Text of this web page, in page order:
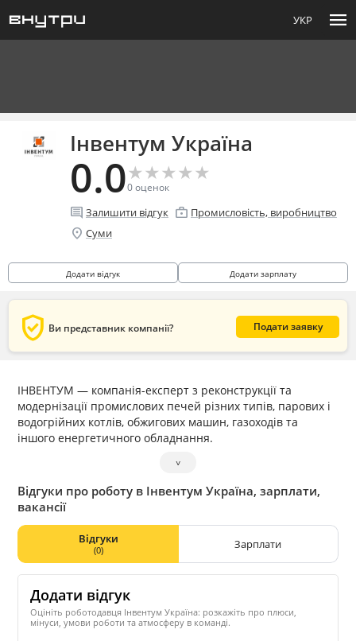
УКР menu
Інвентум Україна
0.0★
★★
★★
★★
★★
★
0оценок
comment Залишити відгук enterprise Промисловість, виробництво
location_on Суми
Додати відгук Додати зарплату
verified_user Ви представник компанії? Подати заявку
ІНВЕНТУМ — компанія-експерт з реконструкції та
модернізації промислових печей різних типів, парових і
водогрійних котлів, обжигових машин, газоходів та
іншого енергетичного обладнання.
˅
Відгуки про роботу в Інвентум Україна, зарплати,
вакансії
Відгуки
(0) Зарплати
Додати відгук
Оцініть роботодавця Інвентум Україна: розкажіть про плюси,
мінуси, умови роботи та атмосферу в команді.